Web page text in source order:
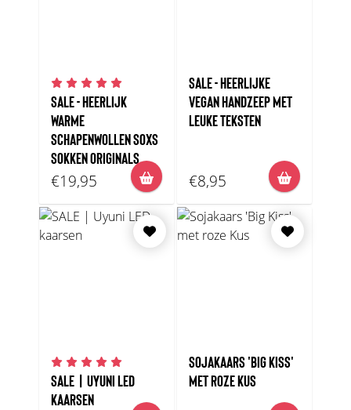
SALE - HEERLIJK
WARME
SCHAPENWOLLEN SOXS
SOKKEN ORIGINALS
€19,95
SALE - HEERLIJKE
VEGAN HANDZEEP MET
LEUKE TEKSTEN
€8,95
SALE | UYUNI LED
KAARSEN
SOJAKAARS 'BIG KISS'
MET ROZE KUS